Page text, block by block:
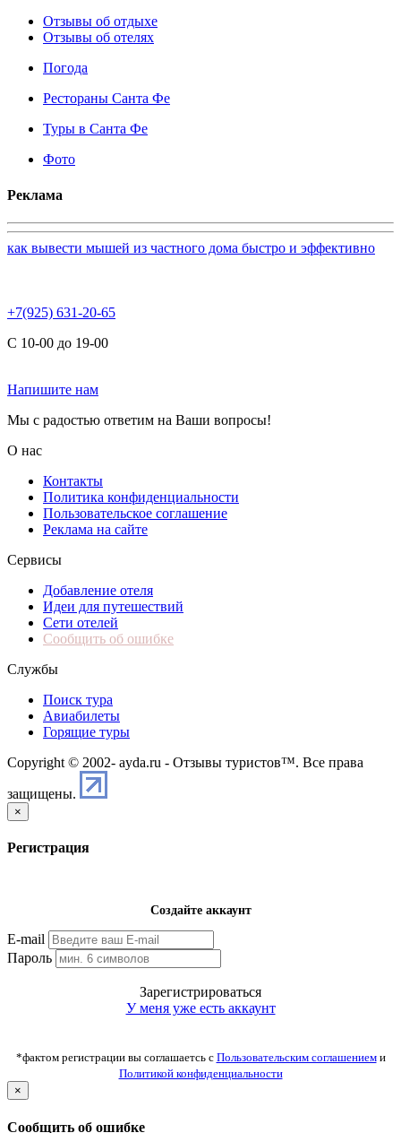
Отзывы об отдыхе
Отзывы об отелях
Погода
Рестораны Санта Фе
Туры в Санта Фе
Фото
Реклама
как вывести мышей из частного дома быстро и эффективно
+7(925) 631-20-65
С 10-00 до 19-00
Напишите нам
Мы с радостью ответим на Ваши вопросы!
О нас
Контакты
Политика конфиденциальности
Пользовательское соглашение
Реклама на сайте
Сервисы
Добавление отеля
Идеи для путешествий
Сети отелей
Сообщить об ошибке
Службы
Поиск тура
Авиабилеты
Горящие туры
Copyright © 2002- ayda.ru - Отзывы туристов™. Все права
защищены.
×
Регистрация
Создайте аккаунт
E-mail
Пароль
Зарегистрироваться
У меня уже есть аккаунт
*фактом регистрации вы соглашаетсь с Пользовательским соглашениеми
Политикой конфиденциальности
×
Сообщить об ошибке